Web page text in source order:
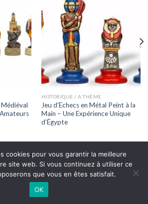
Médiéval
HISTORIQUE / A THÈME
Jeu d’Echecs en Métal Peint à la
Main – Une Expérience Unique
d’Égypte
2026 ©Echecsonline.net
cookies pour vous garantir la meilleure
site web. Si vous continuez à utiliser ce
que vous en êtes satisfait.
OK